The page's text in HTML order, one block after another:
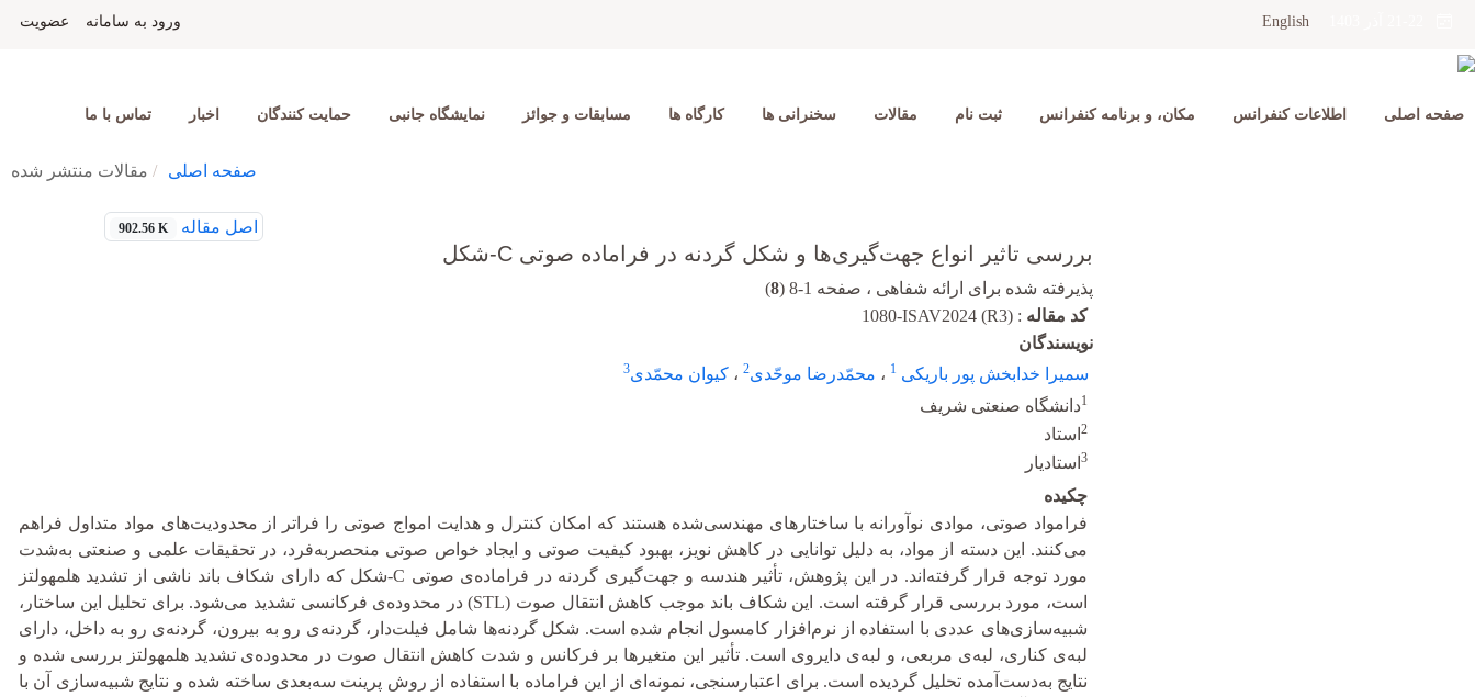
English ورود به سامانه عضویت
صفحه اصلی اطلاعات کنفرانس مکان، و برنامه کنفرانس ثبت نام مقالات سخنرانی ها کارگاه ها مسابقات و جوائز نمایشگاه جانبی حمایت کنندگان اخبار تماس با ما
صفحه اصلی مقالات منتشر شده
اصل مقاله 902.56 K
بررسی تاثیر انواع جهت‌گیری‌ها و شکل گردنه در فراماده صوتی C-شکل
پذیرفته شده برای ارائه شفاهی ، صفحه 1-8 ( 8
)
کد مقاله :
1080-ISAV2024 (R3)
نویسندگان
سمیرا خدابخش پور باریکی 1 ، محمّدرضا موحّدی2 ، کیوان محمّدی3
1دانشگاه صنعتی شریف
2 استاد
3 استادیار
چکیده
فرامواد صوتی، موادی نوآورانه با ساختارهای مهندسی‌شده هستند که امکان کنترل و هدایت امواج صوتی را فراتر از محدودیت‌های مواد متداول فراهم
می‌کنند. این دسته از مواد، به دلیل توانایی در کاهش نویز، بهبود کیفیت صوتی و ایجاد خواص صوتی منحصربه‌فرد، در تحقیقات علمی و صنعتی به‌شدت
مورد توجه قرار گرفته‌اند. در این پژوهش، تأثیر هندسه و جهت‌گیری گردنه در فراماده‌ی صوتی C-شکل که دارای شکاف باند ناشی از تشدید هلمهولتز
است، مورد بررسی قرار گرفته است. این شکاف باند موجب کاهش انتقال صوت (STL) در محدوده‌ی فرکانسی تشدید می‌شود. برای تحلیل این ساختار،
شبیه‌سازی‌های عددی با استفاده از نرم‌افزار کامسول انجام شده است. شکل گردنه‌ها شامل فیلت‌دار، گردنه‌ی رو به بیرون، گردنه‌ی رو به داخل، دارای
لبه‌ی کناری، لبه‌ی مربعی، و لبه‌ی دایروی است. تأثیر این متغیرها بر فرکانس و شدت کاهش انتقال صوت در محدوده‌ی تشدید هلمهولتز بررسی شده و
نتایج به‌دست‌آمده تحلیل گردیده است. برای اعتبارسنجی، نمونه‌ای از این فراماده با استفاده از روش پرینت سه‌بعدی ساخته شده و نتایج شبیه‌سازی آن با